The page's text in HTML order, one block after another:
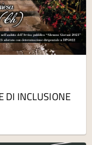
DI INCLUSIONE